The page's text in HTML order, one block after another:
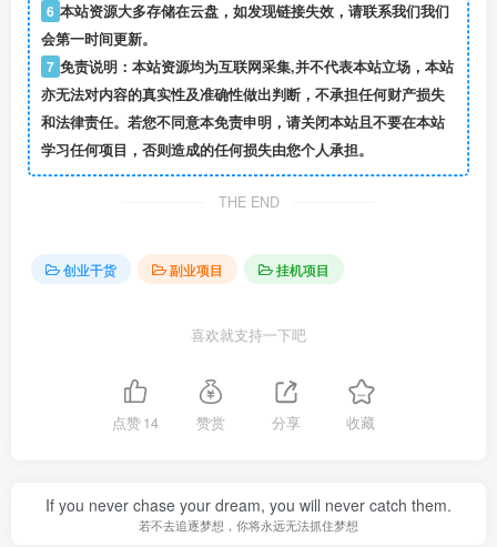
6 本站资源大多存储在云盘，如发现链接失效，请联系我们我们
会第一时间更新。
7 免责说明：本站资源均为互联网采集,并不代表本站立场，本站
亦无法对内容的真实性及准确性做出判断，不承担任何财产损失
和法律责任。若您不同意本免责申明，请关闭本站且不要在本站
学习任何项目，否则造成的任何损失由您个人承担。
THE END
创业干货 副业项目 挂机项目
喜欢就支持一下吧
点赞14 赞赏 分享 收藏
If you never chase your dream, you will never catch them.
若不去追逐梦想，你将永远无法抓住梦想